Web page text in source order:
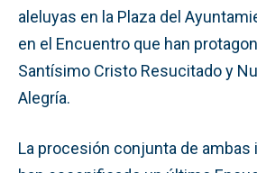
aleluyas en la Plaza del
en el Encuentro que han
Santísimo Cristo Resucitado y
Alegría.
La procesión conjunta de ambas